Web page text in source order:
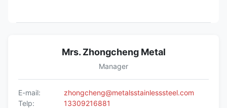
Mrs. Zhongcheng Metal
Manager
E-mail:
zhongcheng@metalsstainlesssteel.com
Telp:
13309216881